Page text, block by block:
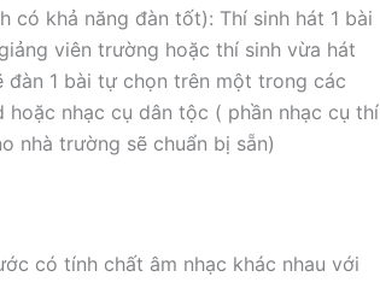
có khả năng đàn tốt): Thí sinh hát 1 bài
viên trường hoặc thí sinh vừa hát
đàn 1 bài tự chọn trên một trong các
hoặc nhạc cụ dân tộc ( phần nhạc cụ thí
nhà trường sẽ chuẩn bị sẵn)
có tính chất âm nhạc khác nhau với